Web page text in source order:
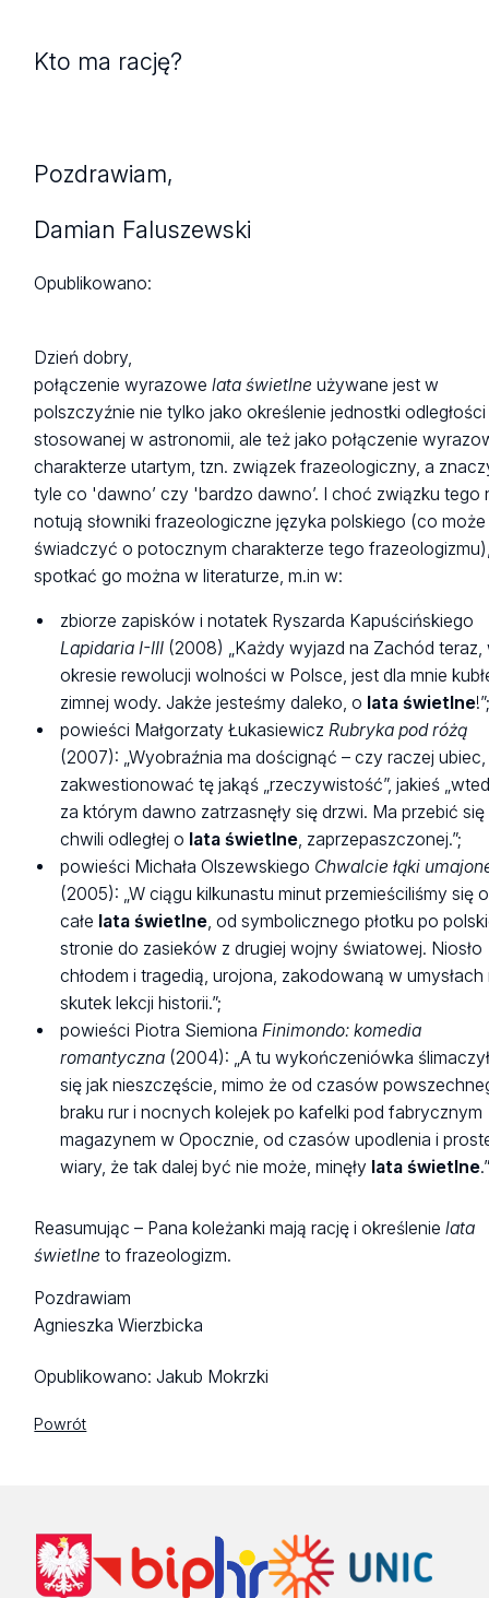
Kto ma rację?
Pozdrawiam,
Damian Faluszewski
Opublikowano:
Dzień dobry,
połączenie wyrazowelata świetlne używane jest w
polszczyźnie nie tylko jako określenie jednostki odległości
stosowanej w astronomii, ale też jako połączenie
charakterze utartym, tzn. związek frazeologiczny, a
tyle co 'dawno’ czy 'bardzo dawno’. I choć związku tego
notują słowniki frazeologiczne języka polskiego (co może
świadczyć o potocznym charakterze tego
spotkać go można w literaturze, m.in w:
zbiorze zapisków i notatek Ryszarda Kapuścińskiego
Lapidaria I-III (2008) „Każdy wyjazd na Zachód teraz,
okresie rewolucji wolności w Polsce, jest dla mnie
zimnej wody. Jakże jesteśmy daleko, o lata świetlne
powieści Małgorzaty Łukasiewicz Rubryka pod różą
(2007): „Wyobraźnia ma doścignąć – czy raczej ubiec,
zakwestionować tę jakąś „rzeczywistość”, jakieś
za którym dawno zatrzasnęły się drzwi. Ma przebić
chwili odległej o lata świetlne , zaprzepaszczonej.”;
powieści Michała Olszewskiego Chwalcie łąki
(2005): „W ciągu kilkunastu minut przemieściliśmy się o
całe lata świetlne , od symbolicznego płotku po
stronie do zasieków z drugiej wojny światowej. Niosło
chłodem i tragedią, urojona, zakodowaną w umysłach
skutek lekcji historii.”;
powieści Piotra Siemiona Finimondo: komedia
romantyczna (2004): „A tu wykończeniówka
się jak nieszczęście, mimo że od czasów
braku rur i nocnych kolejek po kafelki pod fabrycznym
magazynem w Opocznie, od czasów upodlenia i
wiary, że tak dalej być nie może, minęły lata świetlne
Reasumując – Pana koleżanki mają rację i określenie lata
świetlneto frazeologizm.
Pozdrawiam
Agnieszka Wierzbicka
Opublikowano:Jakub Mokrzki
Powrót